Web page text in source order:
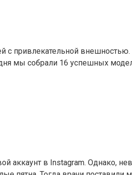
привлекательной
мы собрали 16 успешных
аккаунт в Instagram. Однако,